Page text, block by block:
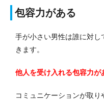
包容力がある
手が小さい男性は誰に対
きます。
他人を受け入れる包容力が
コミュニケーションが取